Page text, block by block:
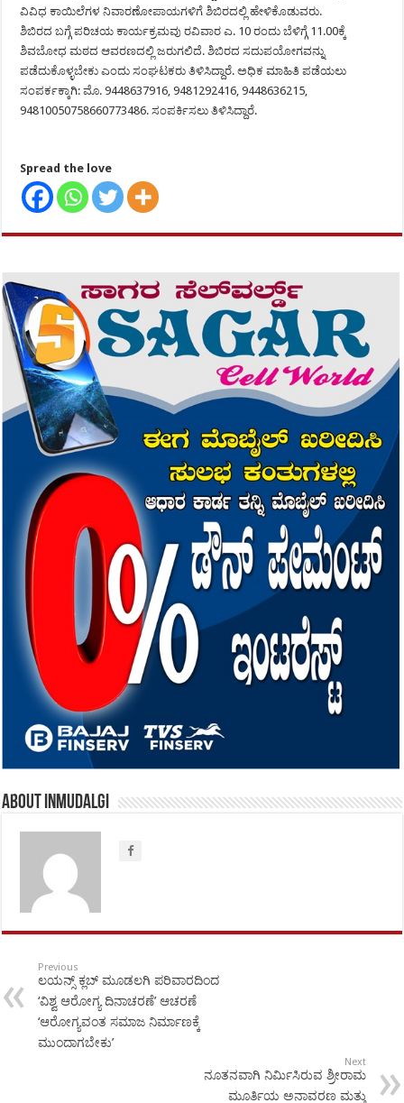
ವಿವಿಧ ಕಾಯಿಲೆಗಳ ನಿವಾರಣೋಪಾಯಗಳಿಗೆ ಶಿಬಿರದಲ್ಲಿ ಹೇಳಿಕೊಡುವರು.
ಶಿಬಿರದ ಬಗ್ಗೆ ಪರಿಚಯ ಕಾರ್ಯಕ್ರಮವು ರವಿವಾರ ಎ. 10 ರಂದು ಬೆಳಿಗ್ಗೆ 11.00ಕ್ಕೆ
ಶಿವಬೋಧ ಮಠದ ಆವರಣದಲ್ಲಿ ಜರುಗಲಿದೆ. ಶಿಬಿರದ ಸದುಪಯೋಗವನ್ನು
ಪಡೆದುಕೊಳ್ಳಬೇಕು ಎಂದು ಸಂಘಟಕರು ತಿಳಿಸಿದ್ದಾರೆ. ಅಧಿಕ ಮಾಹಿತಿ ಪಡೆಯಲು
ಸಂಪರ್ಕಕ್ಕಾಗಿ: ಮೊ. 9448637916, 9481292416, 9448636215,
94810050758660773486. ಸಂಪರ್ಕಿಸಲು ತಿಳಿಸಿದ್ದಾರೆ.
Spread the love
About inmudalgi
Previous
ಲಯನ್ಸ್ ಕ್ಲಬ್ ಮೂಡಲಗಿ ಪರಿವಾರದಿಂದ
‘ವಿಶ್ವ ಆರೋಗ್ಯ ದಿನಾಚರಣೆ’ ಆಚರಣೆ
‘ಆರೋಗ್ಯವಂತ ಸಮಾಜ ನಿರ್ಮಾಣಕ್ಕೆ
ಮುಂದಾಗಬೇಕು’
Next
ನೂತನವಾಗಿ ನಿರ್ಮಿಸಿರುವ ಶ್ರೀರಾಮ
ಮೂರ್ತಿಯ ಅನಾವರಣ ಮತ್ತು